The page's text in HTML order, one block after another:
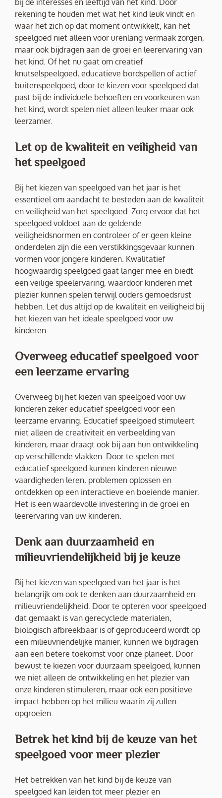
bij de interesses en leeftijd van het kind. Door
rekening te houden met wat het kind leuk vindt en
waar het zich op dat moment ontwikkelt, kan het
speelgoed niet alleen voor urenlang vermaak zorgen,
maar ook bijdragen aan de groei en leerervaring van
het kind. Of het nu gaat om creatief
knutselspeelgoed, educatieve bordspellen of actief
buitenspeelgoed, door te kiezen voor speelgoed dat
past bij de individuele behoeften en voorkeuren van
het kind, wordt spelen niet alleen leuker maar ook
leerzamer.
Let op de kwaliteit en veiligheid van
het speelgoed
Bij het kiezen van speelgoed van het jaar is het
essentieel om aandacht te besteden aan de kwaliteit
en veiligheid van het speelgoed. Zorg ervoor dat het
speelgoed voldoet aan de geldende
veiligheidsnormen en controleer of er geen kleine
onderdelen zijn die een verstikkingsgevaar kunnen
vormen voor jongere kinderen. Kwalitatief
hoogwaardig speelgoed gaat langer mee en biedt
een veilige speelervaring, waardoor kinderen met
plezier kunnen spelen terwijl ouders gemoedsrust
hebben. Let dus altijd op de kwaliteit en veiligheid bij
het kiezen van het ideale speelgoed voor uw
kinderen.
Overweeg educatief speelgoed voor
een leerzame ervaring
Overweeg bij het kiezen van speelgoed voor uw
kinderen zeker educatief speelgoed voor een
leerzame ervaring. Educatief speelgoed stimuleert
niet alleen de creativiteit en verbeelding van
kinderen, maar draagt ook bij aan hun ontwikkeling
op verschillende vlakken. Door te spelen met
educatief speelgoed kunnen kinderen nieuwe
vaardigheden leren, problemen oplossen en
ontdekken op een interactieve en boeiende manier.
Het is een waardevolle investering in de groei en
leerervaring van uw kinderen.
Denk aan duurzaamheid en
milieuvriendelijkheid bij je keuze
Bij het kiezen van speelgoed van het jaar is het
belangrijk om ook te denken aan duurzaamheid en
milieuvriendelijkheid. Door te opteren voor speelgoed
dat gemaakt is van gerecyclede materialen,
biologisch afbreekbaar is of geproduceerd wordt op
een milieuvriendelijke manier, kunnen we bijdragen
aan een betere toekomst voor onze planeet. Door
bewust te kiezen voor duurzaam speelgoed, kunnen
we niet alleen de ontwikkeling en het plezier van
onze kinderen stimuleren, maar ook een positieve
impact hebben op het milieu waarin zij zullen
opgroeien.
Betrek het kind bij de keuze van het
speelgoed voor meer plezier
Het betrekken van het kind bij de keuze van
speelgoed kan leiden tot meer plezier en